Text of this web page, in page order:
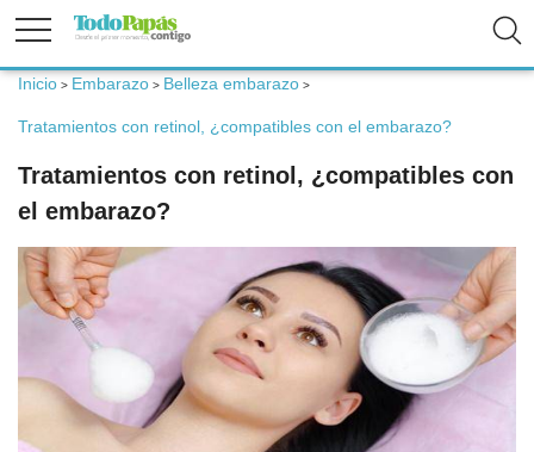
Embarazo
Bebé
Padres
Inicio > Embarazo > Belleza embarazo >
Tratamientos con retinol, ¿compatibles con el embarazo?
Tratamientos con retinol, ¿compatibles con
el embarazo?